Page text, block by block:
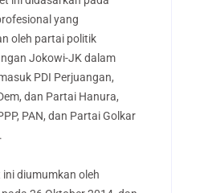
yang
oleh partai politik
Jokowi-JK dalam
PDI Perjuangan,
dan Partai Hanura,
PAN, dan Partai Golkar
diumumkan oleh